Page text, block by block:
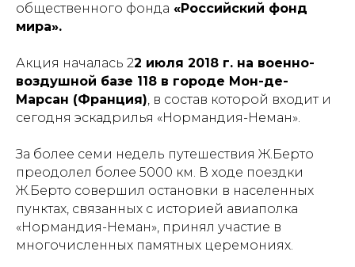
общественного фонда «Российский фонд
мира».
Акция началась 22 июля 2018 г. на военно-
воздушной базе 118 в городе Мон-де-
Марсан (Франция), в состав которой входит и
сегодня эскадрилья «Нормандия-Неман».
За более семи недель путешествия Ж.Берто
преодолел более 5000 км. В ходе поездки
Ж.Берто совершил остановки в населенных
пунктах, связанных с историей авиаполка
«Нормандия-Неман», принял участие в
многочисленных памятных церемониях.